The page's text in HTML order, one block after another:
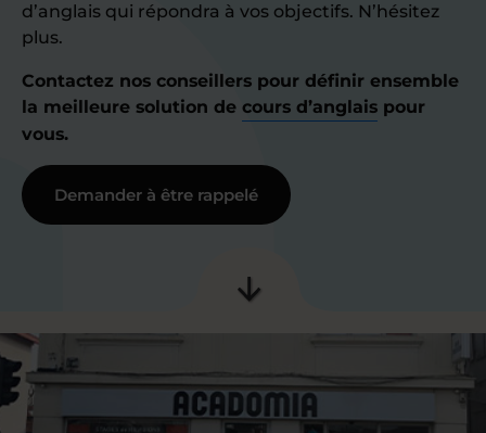
d’anglais qui répondra à vos objectifs. N’hésitez
plus.
Contactez nos conseillers pour définir ensemble
la meilleure solution de cours d’anglais pour
vous.
Demander à être rappelé